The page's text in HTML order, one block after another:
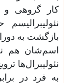
کار گروهی و
بازگشت به
اسم‌شان هم
نئولیبرال‌ها
به فرد در